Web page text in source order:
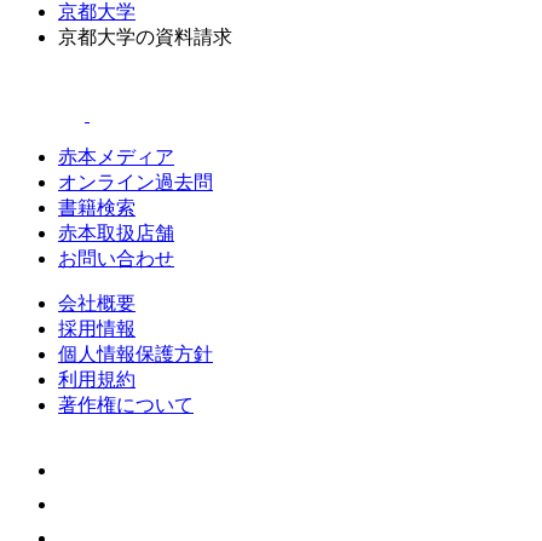
京都大学
京都大学の資料請求
赤本メディア
オンライン過去問
書籍検索
赤本取扱店舗
お問い合わせ
会社概要
採用情報
個人情報保護方針
利用規約
著作権について